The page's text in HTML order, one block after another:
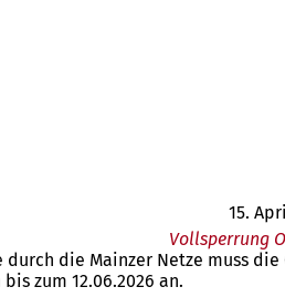
15.
Vollsperrung
die Mainzer Netze muss
zum 12.06.2026 an.